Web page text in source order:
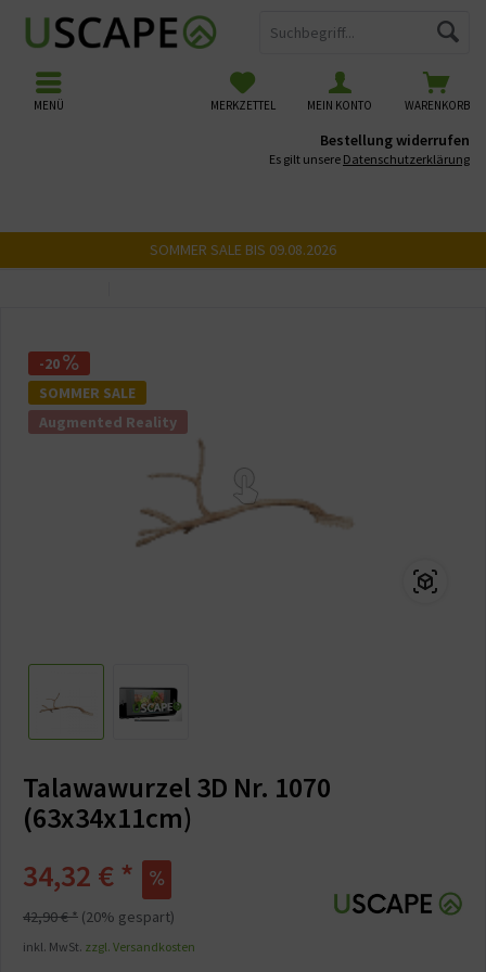
WARENKORB
MERKZETTEL MEIN KONTO
MENÜ
Bestellung widerrufen
Es gilt unsere Datenschutzerklärung
SOMMER SALE BIS 09.08.2026
-20
SOMMER SALE
Augmented Reality
Talawawurzel 3D Nr. 1070
(63x34x11cm)
34,32 € *
42,90 € * (20% gespart)
inkl. MwSt. zzgl. Versandkosten